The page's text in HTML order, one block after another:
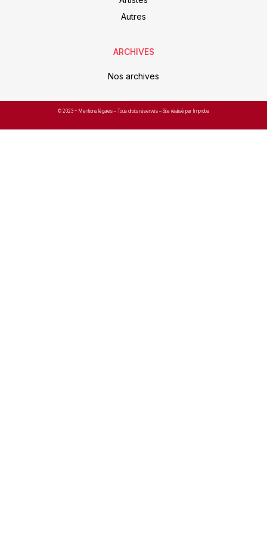
Autres
ARCHIVES
Nos archives
© 2023 – Mentions légales – Tous droits réservés – Site réalisé par Improba